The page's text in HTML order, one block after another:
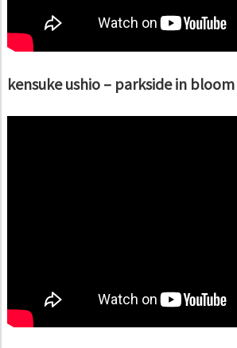
kensuke ushio – parkside in bloom